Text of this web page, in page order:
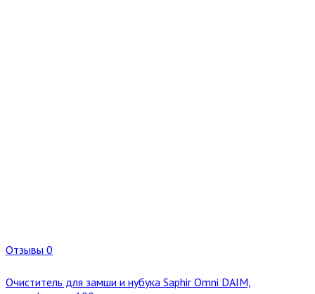
Отзывы 0
Очиститель для замши и нубука Saphir Omni DAIM,